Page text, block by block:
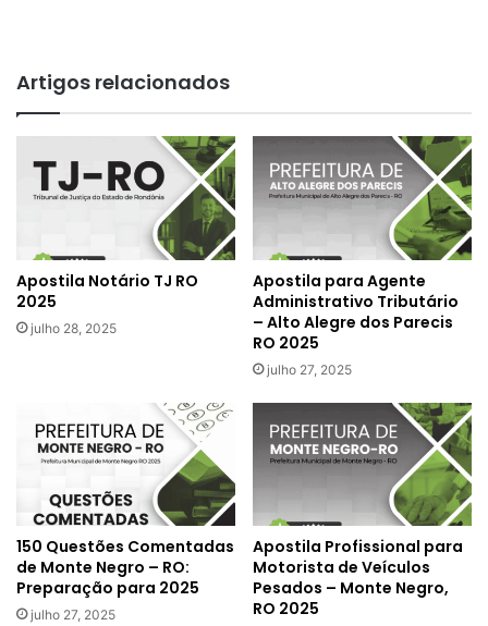
Artigos relacionados
Apostila Notário TJ RO
2025
julho 28, 2025
Apostila para Agente
Administrativo Tributário
– Alto Alegre dos Parecis
RO 2025
julho 27, 2025
150 Questões Comentadas
de Monte Negro – RO:
Preparação para 2025
julho 27, 2025
Apostila Profissional para
Motorista de Veículos
Pesados – Monte Negro,
RO 2025